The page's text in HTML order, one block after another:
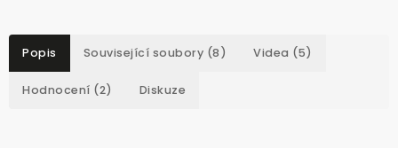
Popis Související soubory (8) Videa (5)
Hodnocení (2) Diskuze